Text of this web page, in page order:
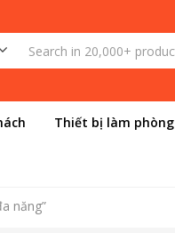
Thiết bị làm phòng
năng”